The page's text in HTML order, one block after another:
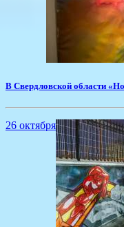
В Свердловской области
26 октября